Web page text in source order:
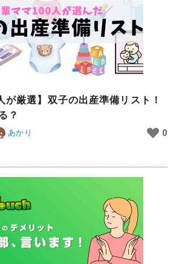
が厳選】双子の出産準備リスト！
？
あかり 0